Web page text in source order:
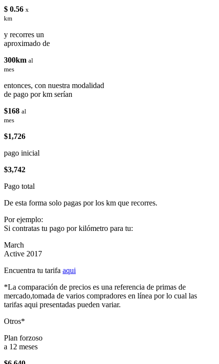
$ 0.56 x
km
y recorres un
aproximado de
300km al
mes
entonces, con nuestra modalidad
de pago por km serían
$168 al
mes
$1,726
pago inicial
$3,742
Pago total
De esta forma solo pagas por los km que recorres.
Por ejemplo:
Si contratas tu pago por kilómetro para tu:
March
Active 2017
Encuentra tu tarifa aqui
*La comparación de precios es una referencia de primas de
mercado,tomada de varios compradores en línea por lo cual las
tarifas aqui presentadas pueden variar.
Otros*
Plan forzoso
a 12 meses